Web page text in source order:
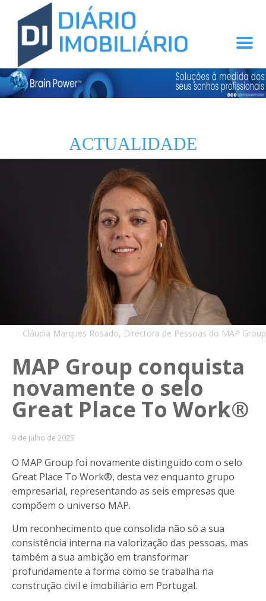
ACTUALIDADE
Cláudia Marques Rosado, Directora de Pessoas do MAP Group
MAP Group conquista
novamente o selo
Great Place To Work®
9 de julho de 2025
O MAP Group foi novamente distinguido com o selo
Great Place To Work®, desta vez enquanto grupo
empresarial, representando as seis empresas que
compõem o universo MAP.
Um reconhecimento que consolida não só a sua
consistência interna na valorização das pessoas, mas
também a sua ambição em transformar
profundamente a forma como se trabalha na
construção civil e imobiliário em Portugal.